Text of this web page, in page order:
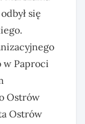
się
w Paproci
Ostrów
Ostrów